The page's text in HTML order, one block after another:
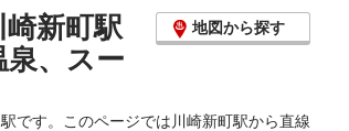
崎新町駅
泉、スー
地図から探す
です。このページでは川崎新町駅から直線